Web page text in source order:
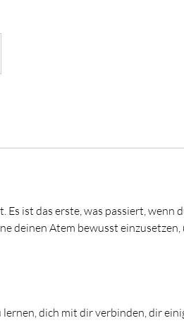
Es ist das erste, was passiert, wenn
deinen Atem bewusst einzusetzen,
dich mit dir verbinden, dir